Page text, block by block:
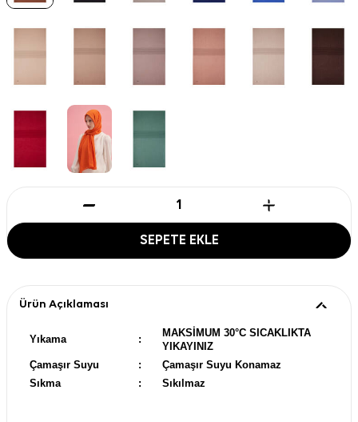
SEPETE EKLE
Ürün Açıklaması
Yıkama :
MAKSİMUM 30°C SICAKLIKTA
YIKAYINIZ
Çamaşır Suyu
:
Çamaşır Suyu Konamaz
Sıkma
: Sıkılmaz